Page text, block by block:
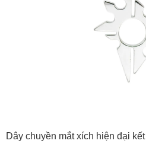
Dây chuyền mắt xích hiện đại